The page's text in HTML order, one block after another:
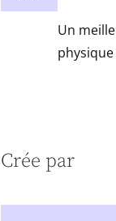
Un
Crée par